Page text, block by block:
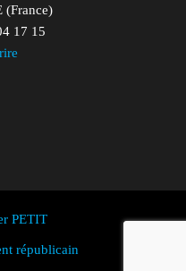
(France)
17 15
PETIT
républicain